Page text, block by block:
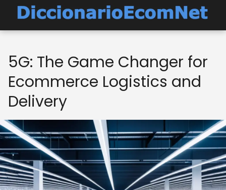
5G: The Game Changer for
Ecommerce Logistics and
Delivery